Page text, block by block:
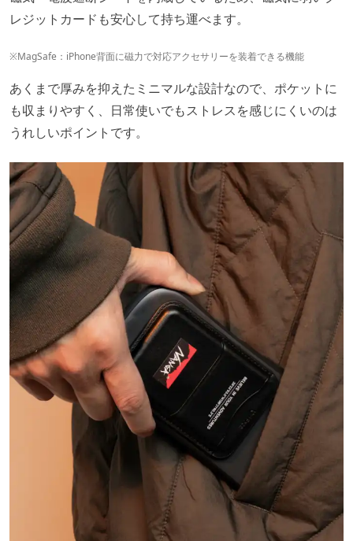
レジットカードも安心して持ち運べます。
※MagSafe：iPhone背面に磁力で対応アクセサリーを装着できる機能
あくまで厚みを抑えたミニマルな設計なので、ポケットに
も収まりやすく、日常使いでもストレスを感じにくいのは
うれしいポイントです。